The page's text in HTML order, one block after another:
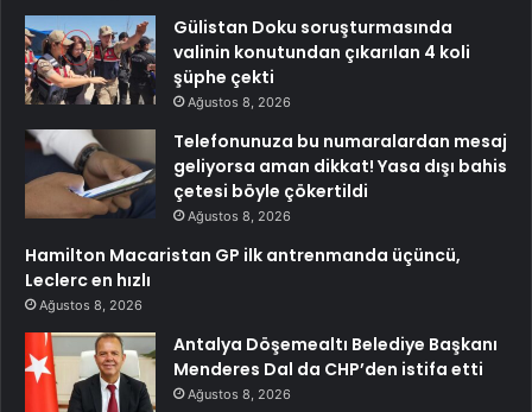
Gülistan Doku soruşturmasında
valinin konutundan çıkarılan 4 koli
şüphe çekti
Ağustos 8, 2026
Telefonunuza bu numaralardan mesaj
geliyorsa aman dikkat! Yasa dışı bahis
çetesi böyle çökertildi
Ağustos 8, 2026
Hamilton Macaristan GP ilk antrenmanda üçüncü,
Leclerc en hızlı
Ağustos 8, 2026
Antalya Döşemealtı Belediye Başkanı
Menderes Dal da CHP’den istifa etti
Ağustos 8, 2026